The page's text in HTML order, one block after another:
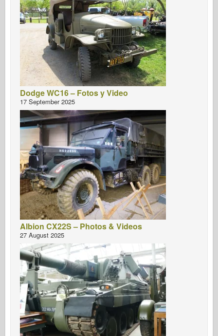
Dodge WC16 – Fotos y Video
17 September 2025
Albion CX22S – Photos & Videos
27 August 2025